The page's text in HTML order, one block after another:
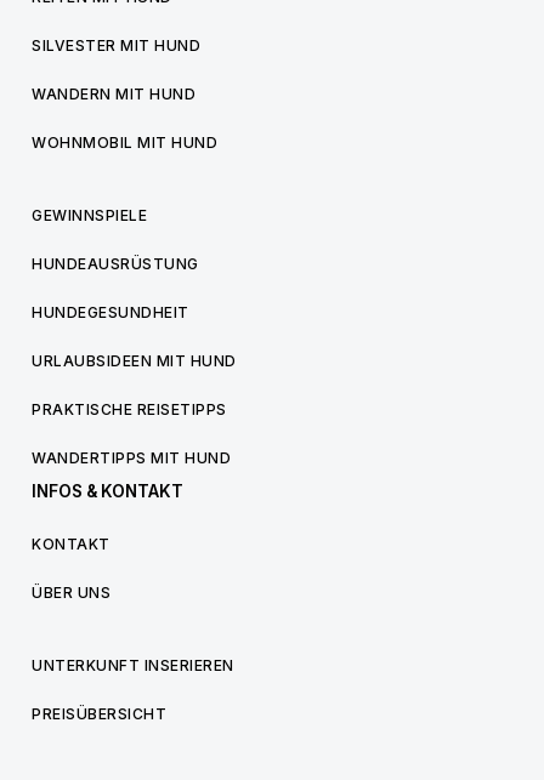
SILVESTER MIT HUND
WANDERN MIT HUND
WOHNMOBIL MIT HUND
GEWINNSPIELE
HUNDEAUSRÜSTUNG
HUNDEGESUNDHEIT
URLAUBSIDEEN MIT HUND
PRAKTISCHE REISETIPPS
WANDERTIPPS MIT HUND
INFOS & KONTAKT
KONTAKT
ÜBER UNS
UNTERKUNFT INSERIEREN
PREISÜBERSICHT